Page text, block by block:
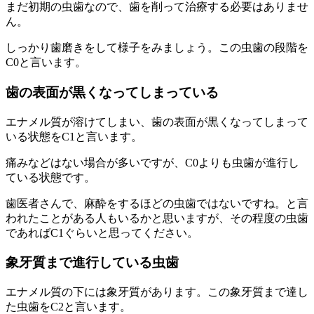
まだ初期の虫歯なので、歯を削って治療する必要はありませ
ん。
しっかり歯磨きをして様子をみましょう。この虫歯の段階を
C0と言います。
歯の表面が黒くなってしまっている
エナメル質が溶けてしまい、歯の表面が黒くなってしまって
いる状態をC1と言います。
痛みなどはない場合が多いですが、C0よりも虫歯が進行し
ている状態です。
歯医者さんで、麻酔をするほどの虫歯ではないですね。と言
われたことがある人もいるかと思いますが、その程度の虫歯
であればC1ぐらいと思ってください。
象牙質まで進行している虫歯
エナメル質の下には象牙質があります。この象牙質まで達し
た虫歯をC2と言います。